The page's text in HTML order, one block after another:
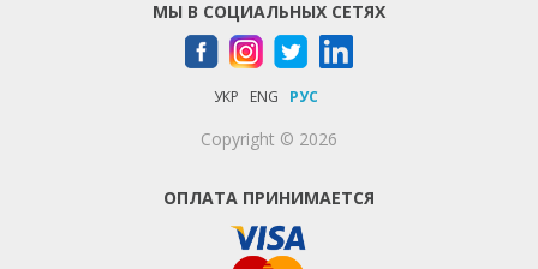
МЫ В СОЦИАЛЬНЫХ СЕТЯХ
УКР ENG РУС
Copyright © 2026
ОПЛАТА ПРИНИМАЕТСЯ